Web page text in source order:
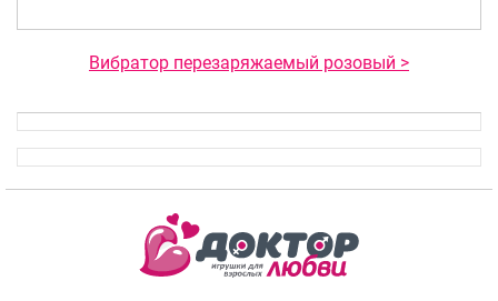
Вибратор перезаряжаемый розовый >